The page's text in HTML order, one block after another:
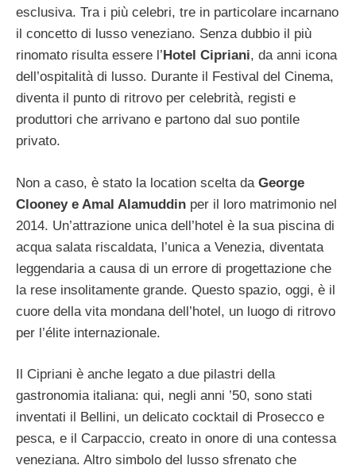
esclusiva. Tra i più celebri, tre in particolare incarnano
il concetto di lusso veneziano. Senza dubbio il più
rinomato risulta essere l’ Hotel Cipriani, da anni icona
dell’ospitalità di lusso. Durante il Festival del Cinema,
diventa il punto di ritrovo per celebrità, registi e
produttori che arrivano e partono dal suo pontile
privato.
Non a caso, è stato la location scelta da George
Clooney e Amal Alamuddin per il loro matrimonio nel
2014. Un’attrazione unica dell’hotel è la sua piscina di
acqua salata riscaldata, l’unica a Venezia, diventata
leggendaria a causa di un errore di progettazione che
la rese insolitamente grande. Questo spazio, oggi, è il
cuore della vita mondana dell’hotel, un luogo di ritrovo
per l’élite internazionale.
Il Cipriani è anche legato a due pilastri della
gastronomia italiana: qui, negli anni ’50, sono stati
inventati il Bellini, un delicato cocktail di Prosecco e
pesca, e il Carpaccio, creato in onore di una contessa
veneziana. Altro simbolo del lusso sfrenato che